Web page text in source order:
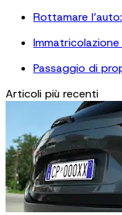
Rottamare
Passaggio di
Articoli più recenti